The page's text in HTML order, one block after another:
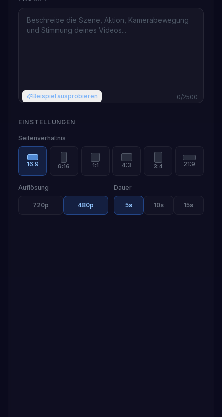
Beispiel ausprobieren 0/2500
EINSTELLUNGEN
Seitenverhältnis
16:9 9:16 1:1 4:3 3:4 21:9
Auflösung
720p 480p
Dauer
5s 10s 15s